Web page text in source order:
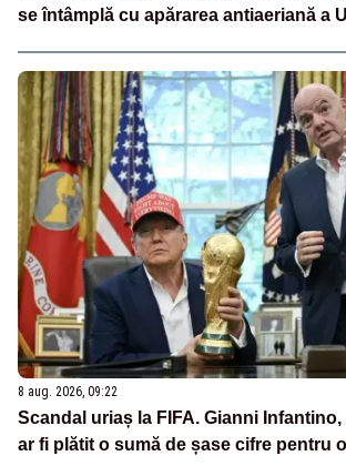
se întâmplă cu apărarea antiaeriană a
8 aug. 2026, 09:22
Scandal uriaș la FIFA. Gianni Infantino,
ar fi plătit o sumă de șase cifre pentru